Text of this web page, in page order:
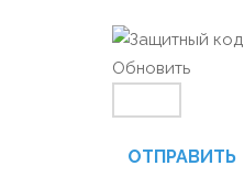
Обновить
ОТПРАВИТЬ